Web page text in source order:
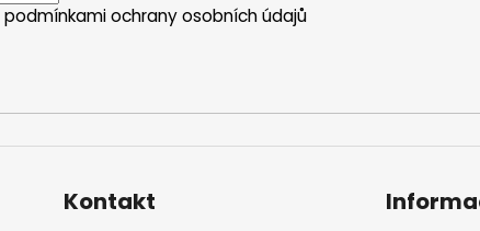
podmínkami ochrany osobních údajů
Kontakt